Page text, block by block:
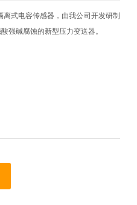
式电容传感器，由我公司开发研制
强碱腐蚀的新型压力变送器。